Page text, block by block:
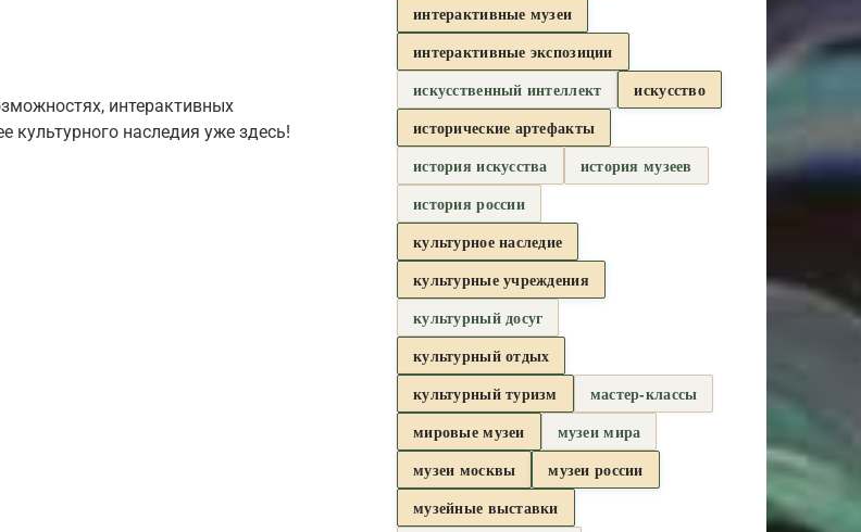
интерактивных
культурного наследия уже здесь!
интерактивные музеи
интерактивные экспозиции
искусственный интеллект
искусство
исторические артефакты
история искусства
история музеев
история россии
культурное наследие
культурные учреждения
культурный досуг
культурный отдых
культурный туризм
мастер-классы
мировые музеи
музеи мира
музеи москвы
музеи россии
музейные выставки